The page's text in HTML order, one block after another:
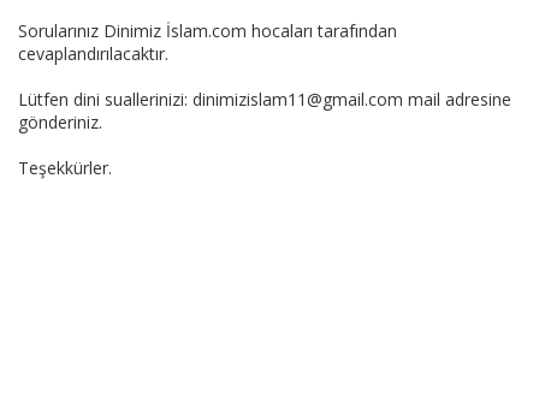
Sorularınız Dinimiz İslam.com hocaları tarafından
cevaplandırılacaktır.
Lütfen dini suallerinizi: dinimizislam11@gmail.com mail adresine
gönderiniz.
Teşekkürler.